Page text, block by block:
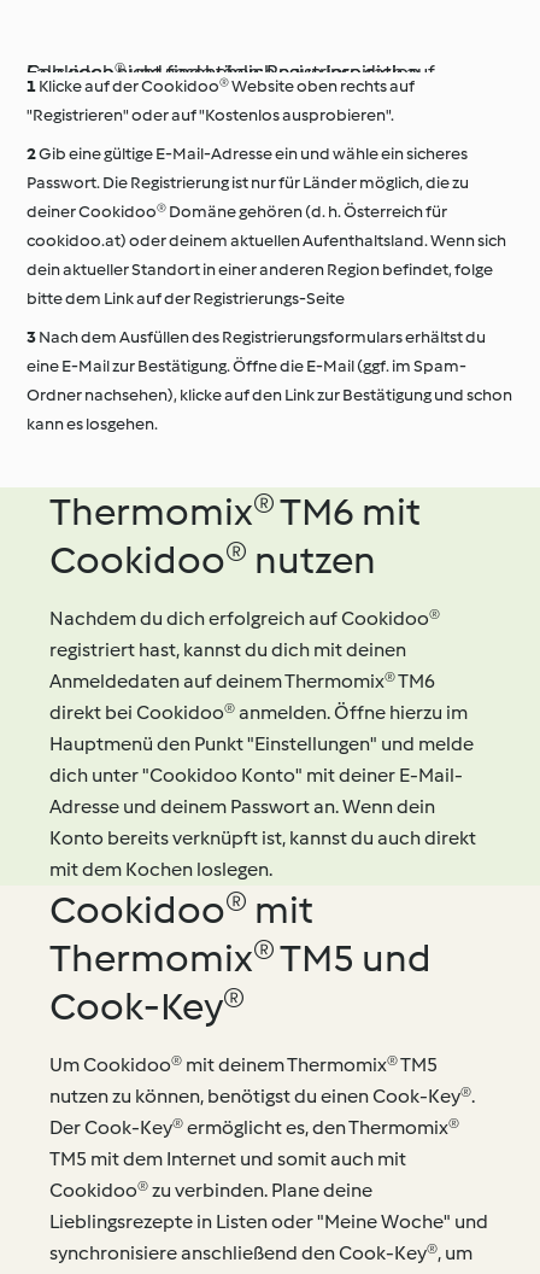
Falls noch nicht geschehen: Registriere dich auf Cookidoo® und finde täglich neue Inspiration.
Klicke auf der Cookidoo® Website oben rechts auf
"Registrieren" oder auf "Kostenlos ausprobieren".
Gib eine gültige E-Mail-Adresse ein und wähle ein sicheres
Passwort. Die Registrierung ist nur für Länder möglich, die zu
deiner Cookidoo® Domäne gehören (d. h. Österreich für
cookidoo.at) oder deinem aktuellen Aufenthaltsland. Wenn sich
dein aktueller Standort in einer anderen Region befindet, folge
bitte dem Link auf der Registrierungs-Seite
Nach dem Ausfüllen des Registrierungsformulars erhältst du
eine E-Mail zur Bestätigung. Öffne die E-Mail (ggf. im Spam-
Ordner nachsehen), klicke auf den Link zur Bestätigung und schon
kann es losgehen.
Thermomix® TM6 mit
Cookidoo® nutzen
Nachdem du dich erfolgreich auf Cookidoo®
registriert hast, kannst du dich mit deinen
Anmeldedaten auf deinem Thermomix® TM6
direkt bei Cookidoo® anmelden. Öffne hierzu im
Hauptmenü den Punkt "Einstellungen" und melde
dich unter "Cookidoo Konto" mit deiner E-Mail-
Adresse und deinem Passwort an. Wenn dein
Konto bereits verknüpft ist, kannst du auch direkt
mit dem Kochen loslegen.
Cookidoo® mit
Thermomix® TM5 und
Cook-Key®
Um Cookidoo® mit deinem Thermomix® TM5
nutzen zu können, benötigst du einen Cook-Key®.
Der Cook-Key® ermöglicht es, den Thermomix®
TM5 mit dem Internet und somit auch mit
Cookidoo® zu verbinden. Plane deine
Lieblingsrezepte in Listen oder "Meine Woche" und
synchronisiere anschließend den Cook-Key®, um